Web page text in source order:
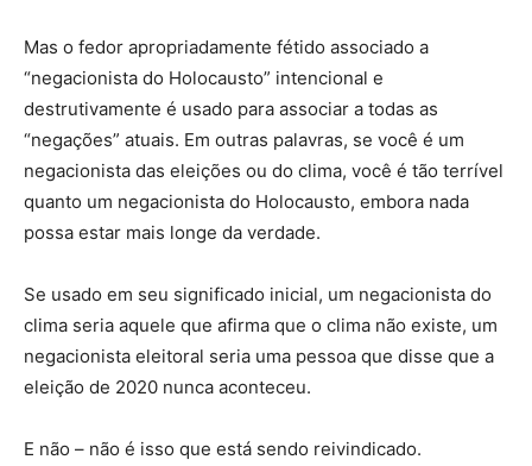
Mas o fedor apropriadamente fétido associado a
“negacionista do Holocausto” intencional e
destrutivamente é usado para associar a todas as
“negações” atuais. Em outras palavras, se você é um
negacionista das eleições ou do clima, você é tão terrível
quanto um negacionista do Holocausto, embora nada
possa estar mais longe da verdade.
Se usado em seu significado inicial, um negacionista do
clima seria aquele que afirma que o clima não existe, um
negacionista eleitoral seria uma pessoa que disse que a
eleição de 2020 nunca aconteceu.
E não – não é isso que está sendo reivindicado.